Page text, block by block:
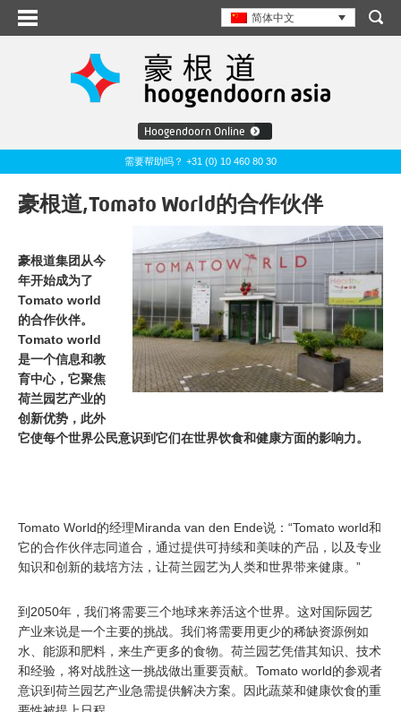
简体中文
Hoogendoorn Online
需要帮助吗？ +31 (0) 10 460 80 30
豪根道,Tomato World的合作伙伴
豪根道集团从今
年开始成为了
Tomato world
的合作伙伴。
Tomato world
是一个信息和教
育中心，它聚焦
荷兰园艺产业的
创新优势，此外
它使每个世界公民意识到它们在世界饮食和健康方面的影响力。
Tomato World的经理Miranda van den Ende说：“Tomato world和
它的合作伙伴志同道合，通过提供可持续和美味的产品，以及专业
知识和创新的栽培方法，让荷兰园艺为人类和世界带来健康。”
到2050年，我们将需要三个地球来养活这个世界。这对国际园艺
产业来说是一个主要的挑战。我们将需要用更少的稀缺资源例如
水、能源和肥料，来生产更多的食物。荷兰园艺凭借其知识、技术
和经验，将对战胜这一挑战做出重要贡献。Tomato world的参观者
意识到荷兰园艺产业急需提供解决方案。因此蔬菜和健康饮食的重